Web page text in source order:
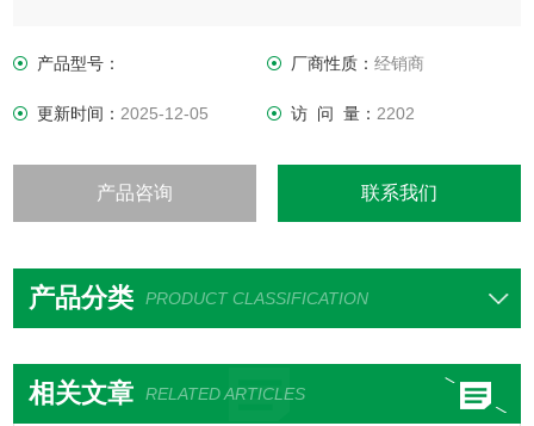
产品型号： 厂商性质： 经销商
更新时间：2025-12-05 访 问 量： 2202
产品咨询 联系我们
产品分类 PRODUCT CLASSIFICATION
相关文章 RELATED ARTICLES